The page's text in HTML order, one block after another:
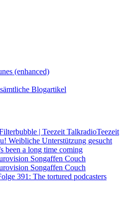
(enhanced)
sämtliche Blogartikel
| Teezeit TalkradioTeezeit
Weibliche Unterstützung gesucht
been a long time coming
Songaffen Couch
Songaffen Couch
391: The tortured podcasters